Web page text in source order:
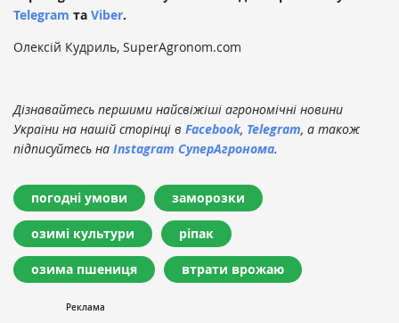
Telegram та Viber.
Олексій Кудриль, SuperAgronom.com
Дізнавайтесь першими найсвіжіші агрономічні новини
України на нашій сторінці в Facebook, Telegram, а також
підписуйтесь на Instagram СуперАгронома.
погодні умови заморозки
озимі культури ріпак
озима пшениця втрати врожаю